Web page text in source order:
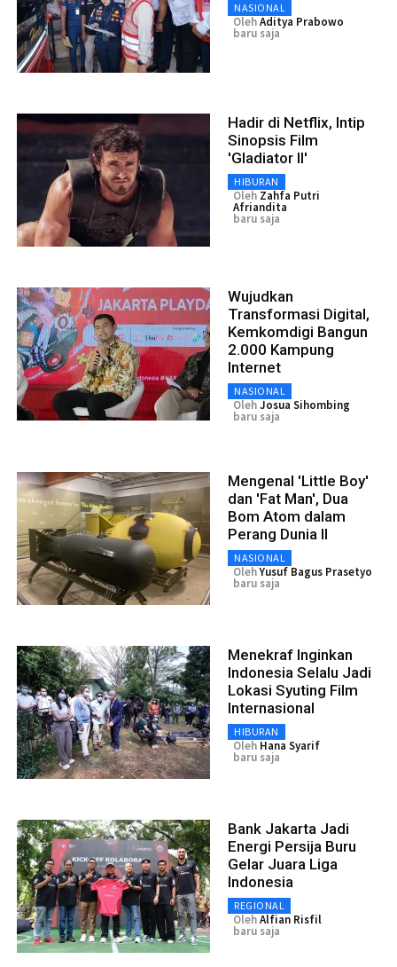
NASIONAL
OlehAditya Prabowo
baru saja
Hadir di Netflix, Intip
Sinopsis Film
'Gladiator II'
HIBURAN
Oleh Zahfa Putri
Afriandita
baru saja
Wujudkan
Transformasi Digital,
Kemkomdigi Bangun
2.000 Kampung
Internet
NASIONAL
OlehJosua Sihombing
baru saja
Mengenal 'Little Boy'
dan 'Fat Man', Dua
Bom Atom dalam
Perang Dunia II
NASIONAL
OlehYusuf Bagus Prasetyo
baru saja
Menekraf Inginkan
Indonesia Selalu Jadi
Lokasi Syuting Film
Internasional
HIBURAN
Oleh Hana Syarif
baru saja
Bank Jakarta Jadi
Energi Persija Buru
Gelar Juara Liga
Indonesia
REGIONAL
OlehAlfian Risfil
baru saja